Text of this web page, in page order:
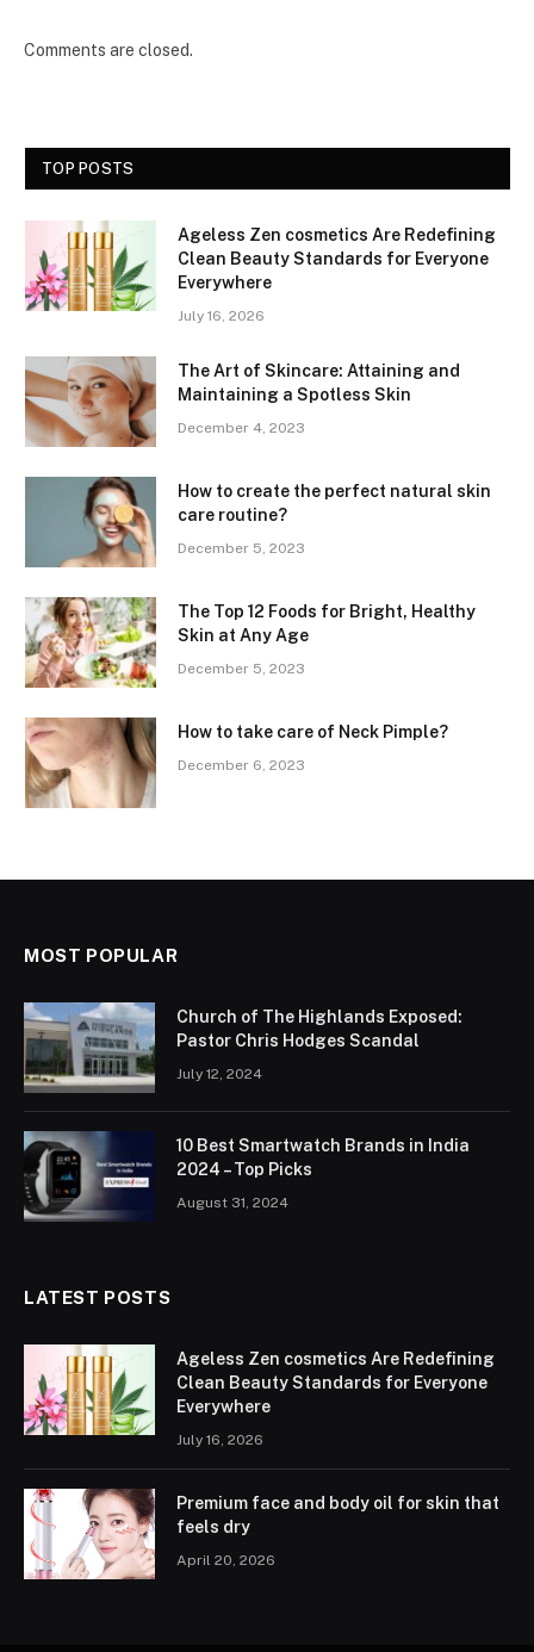
Comments are closed.
TOP POSTS
Ageless Zen cosmetics Are Redefining
Clean Beauty Standards for Everyone
Everywhere
July 16, 2026
The Art of Skincare: Attaining and
Maintaining a Spotless Skin
December 4, 2023
How to create the perfect natural skin
care routine?
December 5, 2023
The Top 12 Foods for Bright, Healthy
Skin at Any Age
December 5, 2023
How to take care of Neck Pimple?
December 6, 2023
MOST POPULAR
Church of The Highlands Exposed:
Pastor Chris Hodges Scandal
July 12, 2024
10 Best Smartwatch Brands in India
2024 – Top Picks
August 31, 2024
LATEST POSTS
Ageless Zen cosmetics Are Redefining
Clean Beauty Standards for Everyone
Everywhere
July 16, 2026
Premium face and body oil for skin that
feels dry
April 20, 2026